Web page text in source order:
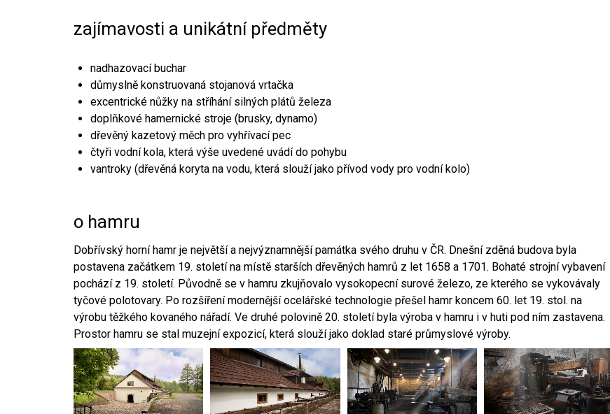
zajímavosti a unikátní předměty
nadhazovací buchar
důmyslně konstruovaná stojanová vrtačka
excentrické nůžky na stříhání silných plátů železa
doplňkové hamernické stroje (brusky, dynamo)
dřevěný kazetový měch pro vyhřívací pec
čtyři vodní kola, která výše uvedené uvádí do pohybu
vantroky (dřevěná koryta na vodu, která slouží jako přívod vody pro vodní kolo)
o hamru
Dobřívský horní hamr je největší a nejvýznamnější památka svého druhu v ČR. Dnešní zděná budova byla
postavena začátkem 19. století na místě starších dřevěných hamrů z let 1658 a 1701. Bohaté strojní vybavení
pochází z 19. století. Původně se v hamru zkujňovalo vysokopecní surové železo, ze kterého se vykovávaly
tyčové polotovary. Po rozšíření modernější ocelářské technologie přešel hamr koncem 60. let 19. stol. na
výrobu těžkého kovaného nářadí. Ve druhé polovině 20. století byla výroba v hamru i v huti pod ním zastavena.
Prostor hamru se stal muzejní expozicí, která slouží jako doklad staré průmyslové výroby.